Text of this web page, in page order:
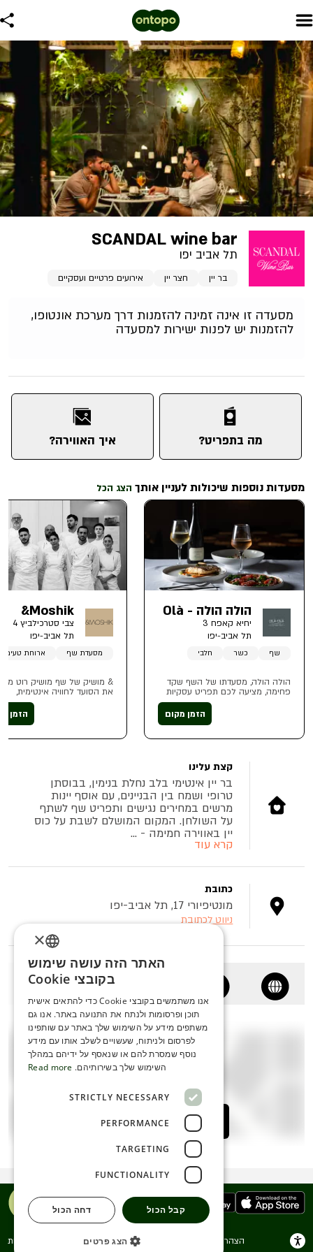
SCANDAL wine bar
תל אביב יפו
בר יין חצר יין אירועים פרטיים ועסקיים
מסעדה זו אינה זמינה להזמנות דרך מערכת אונטופו,
להזמנות יש לפנות ישירות למסעדה
מה בתפריט? איך האווירה?
מסעדות נוספות שיכולות לעניין אותך הצג הכל
הולה הולה - Olà
- Olà
יחיא קאפח 3
תל אביב-יפו
שף כשר חלבי
הולה הולה, מסעדתו של השף שקד
פחימה, מציעה לכם תפריט עסקיות
מיוחד בימים שני עד חמישי בין 12:00-
הזמן מקום
Moshik&
צבי סטרכילביץ 4
תל אביב-יפו
מסעדת שף ארוחת
& מושיק של שף מושיק רוט
את הסועד לחוויה אינטימית,
המבוססת על שנות נדודים בין
ותרבויות וכעת - השיבה הביתה,
בארוחת טעימות מיוחדת לאורך
הזמן
קצת עלינו
בר יין אינטימי בלב נחלת בנימין, בבוסתן
טרופי ושמח בין הבניינים, עם אוסף יינות
מרשים במחירים נגישים ותפריט שף לשתף
על השולחן. המקום המושלם לשבת על כוס
יין באווירה חמימה - ...
קרא עוד
כתובת
מונטיפיורי 17, תל אביב-יפו
ניווט לכתובת
לחצו כאן לצפייה במפה
הצהרת נגישות תנאי שימוש הצהרת פרטיות
ENGLISH
SERBIA
HEBREW
RUSSIAN
SERBIAN-2
×
האתר הזה עושה שימוש
בקובצי Cookie
אנו משתמשים בקובצי Cookie כדי להתאים אישית
תוכן ופרסומות ולנתח את התנועה באתר. אנו גם
משתפים מידע על השימוש שלך באתר עם שותפינו
לפרסום ולניתוח, שעשויים לשלב אותו עם מידע
נוסף שמסרת להם או שנאסף על ידיהם במהלך
השימוש שלך בשירותיהם. Read more
STRICTLY NECESSARY
PERFORMANCE
TARGETING
FUNCTIONALITY
קבל הכול דחה הכול
הצג פרטים